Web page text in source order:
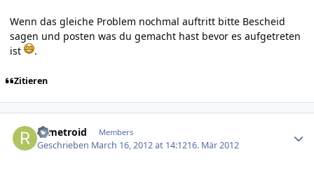
Wenn das gleiche Problem nochmal auftritt bitte Bescheid
sagen und posten was du gemacht hast bevor es aufgetreten
ist
.
Zitieren
rifmetroid Members
Geschrieben March 16, 2012 at 14:1216. Mär 2012